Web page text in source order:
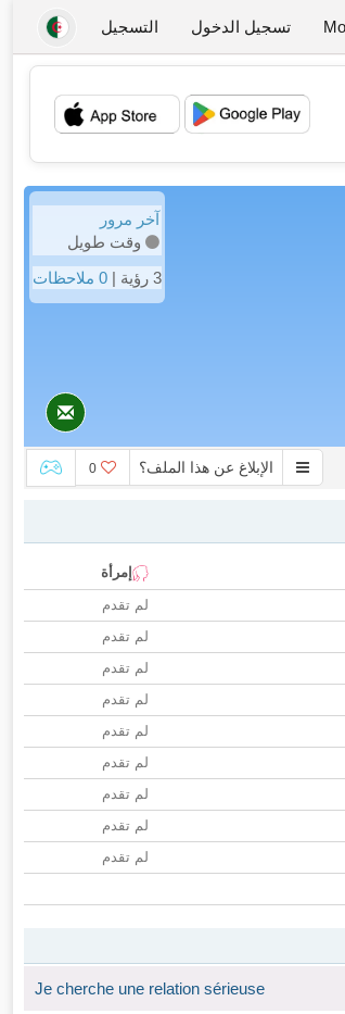
تسجيل الدخول التسجيل
💖
آخر مرور
وقت طويل
3 رؤية |
0 ملاحظات
الإبلاغ عن هذا الملف؟ 0
إمرأة
لم تقدم
لم تقدم
لم تقدم
لم تقدم
لم تقدم
لم تقدم
لم تقدم
لم تقدم
لم تقدم
Je cherche une relation sérieuse